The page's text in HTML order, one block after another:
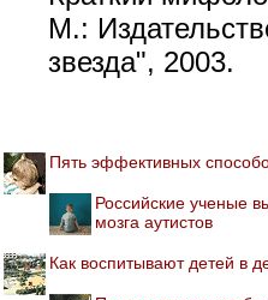
М.:
звезда", 2003.
Пять эффективных
Российские ученые
мозга аутистов
Как воспитывают детей в